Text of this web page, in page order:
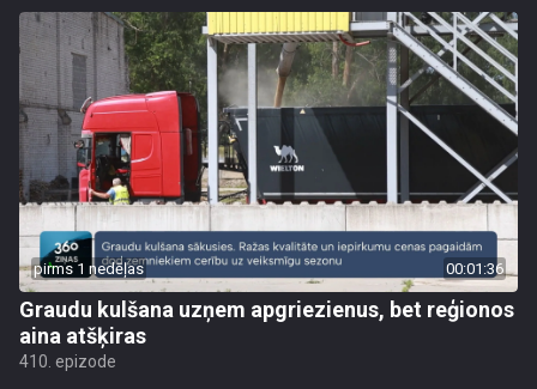
pirms 1 nedēļas 00:01:36
Graudu kulšana uzņem apgriezienus, bet reģionos
aina atšķiras
410. epizode